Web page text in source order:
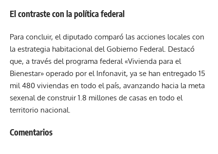
El contraste con la política federal
Para concluir, el diputado comparó las acciones locales con
la estrategia habitacional del Gobierno Federal. Destacó
que, a través del programa federal «Vivienda para el
Bienestar» operado por el Infonavit, ya se han entregado 15
mil 480 viviendas en todo el país, avanzando hacia la meta
sexenal de construir 1.8 millones de casas en todo el
territorio nacional.
Comentarios